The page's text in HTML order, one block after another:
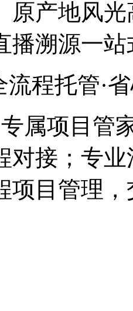
原产地风
播溯源一
流程托管·
属项目管
对接；专
项目管理